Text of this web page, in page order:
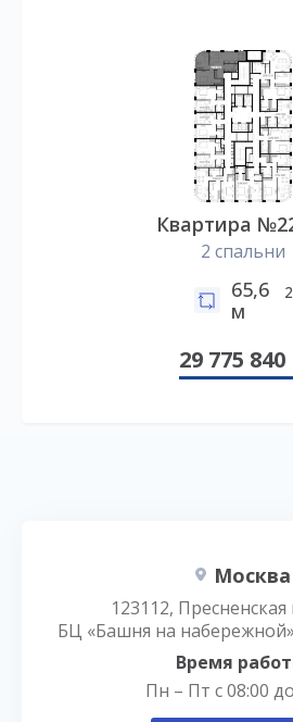
Квартира
2 спальни
65,6
м
2
29 775 840
Москва
123112, Пресненская
БЦ «Башня на
Время
Пн – Пт с 08:00